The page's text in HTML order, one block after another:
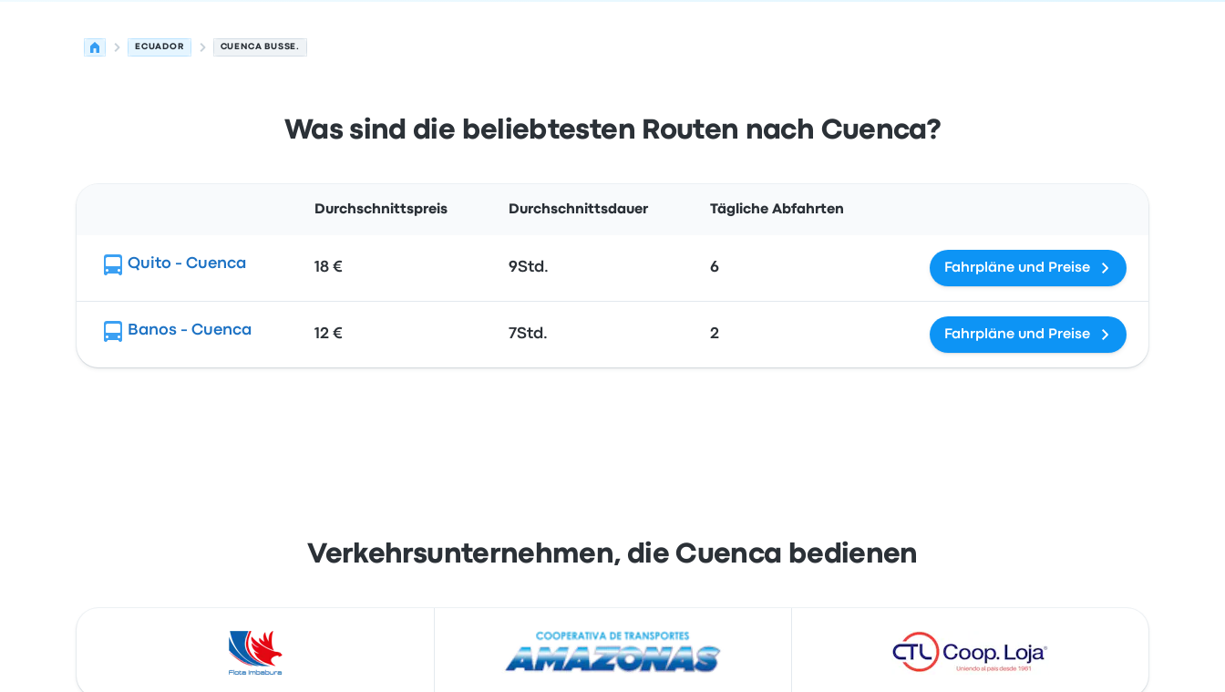
ECUADOR CUENCA BUSSE.
Was sind die beliebtesten Routen nach Cuenca?
Durchschnittspreis Durchschnittsdauer Tägliche Abfahrten
Quito - Cuenca 18 € 9Std. 6 Fahrpläne und Preise
Banos - Cuenca 12 € 7Std. 2 Fahrpläne und Preise
Verkehrsunternehmen, die Cuenca bedienen